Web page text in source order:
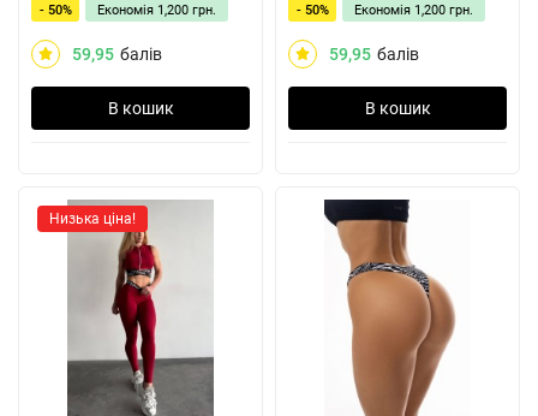
- 50% Економія 1,200 грн.
59,95 балів
В кошик
- 50% Економія 1,200 грн.
59,95 балів
В кошик
Низька ціна!